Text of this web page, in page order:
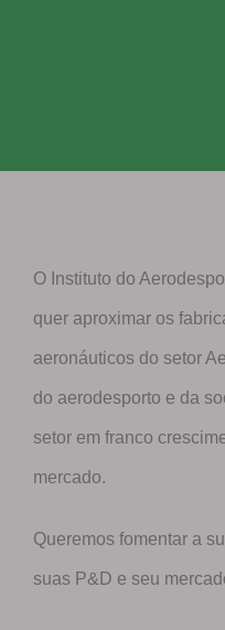
O Instituto do
quer aproximar os
aeronáuticos do setor
do aerodesporto e da
setor em franco
mercado.
Queremos fomentar a
suas P&D e seu